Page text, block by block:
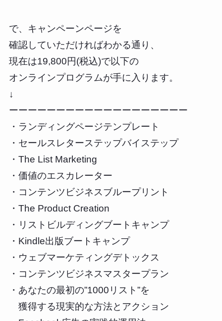
で、キャンペーンページを
確認していただければわかる通り、
現在は19,800円(税込)で以下の
オンラインプログラムが手に入ります。
↓
ーーーーーーーーーーーーーーーーーーー
・ランディングページテンプレート
・セールスレターステップバイステップ
・The List Marketing
・価値のエスカレーター
・コンテンツビジネスブループリント
・The Product Creation
・リストビルディングブートキャンプ
・Kindle出版ブートキャンプ
・ウェブマーケティングデトックス
・コンテンツビジネスマスタープラン
・あなたの最初の”1000リスト”を
獲得する現実的な方法とアクション